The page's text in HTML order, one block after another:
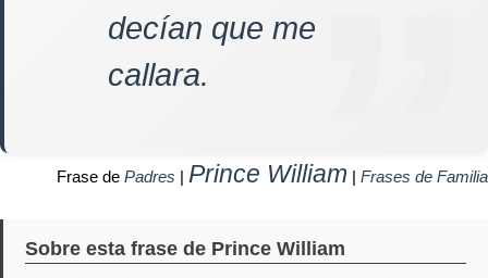
decían que me
callara.
Frase de Padres | Prince William | Frases de Familia
Sobre esta frase de Prince William